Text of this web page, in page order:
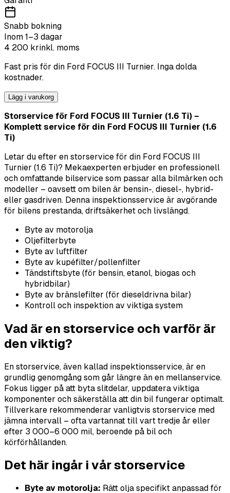
Snabb bokning
Inom 1–3 dagar
4 200 krinkl. moms
Fast pris för din Ford FOCUS III Turnier. Inga dolda
kostnader.
Lägg i varukorg
Storservice för Ford FOCUS III Turnier (1.6 Ti) –
Komplett service för din Ford FOCUS III Turnier (1.6
Ti)
Letar du efter en storservice för din Ford FOCUS III
Turnier (1.6 Ti)? Mekaexperten erbjuder en professionell
och omfattande bilservice som passar alla bilmärken och
modeller – oavsett om bilen är bensin-, diesel-, hybrid-
eller gasdriven. Denna inspektionsservice är avgörande
för bilens prestanda, driftsäkerhet och livslängd.
Byte av motorolja
Oljefilterbyte
Byte av luftfilter
Byte av kupéfilter/pollenfilter
Tändstiftsbyte (för bensin, etanol, biogas och
hybridbilar)
Byte av bränslefilter (för dieseldrivna bilar)
Kontroll och inspektion av viktiga system
Vad är en storservice och varför är
den viktig?
En storservice, även kallad inspektionsservice, är en
grundlig genomgång som går längre än en mellanservice.
Fokus ligger på att byta slitdelar, uppdatera viktiga
komponenter och säkerställa att din bil fungerar optimalt.
Tillverkare rekommenderar vanligtvis storservice med
jämna intervall – ofta vartannat till vart tredje år eller
efter 3 000–6 000 mil, beroende på bil och
körförhållanden.
Det här ingår i vår storservice
Byte av motorolja: Rätt olja specifikt anpassad för